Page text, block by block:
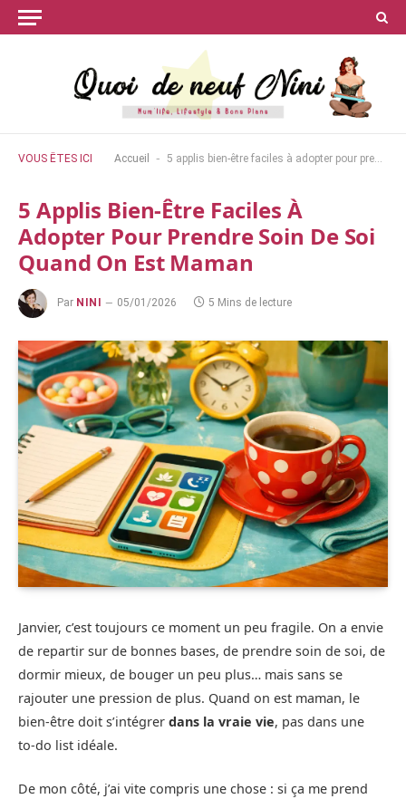
VOUS ÊTES ICI Accueil - 5 applis bien-être faciles à adopter pour prendre soin de soi quand on est maman
5 Applis Bien-Être Faciles À
Adopter Pour Prendre Soin De Soi
Quand On Est Maman
Par NINI 05/01/2026 5 Mins de lecture
Janvier, c’est toujours ce moment un peu fragile. On a envie
de repartir sur de bonnes bases, de prendre soin de soi, de
dormir mieux, de bouger un peu plus… mais sans se
rajouter une pression de plus. Quand on est maman, le
bien-être doit s’intégrer dans la vraie vie, pas dans une
to‑do list idéale.
De mon côté, j’ai vite compris une chose : si ça me prend